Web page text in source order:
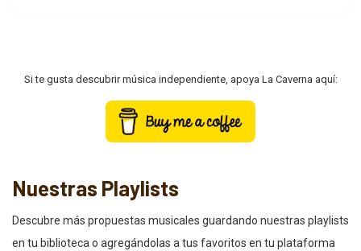
Si te gusta descubrir música independiente, apoya La Caverna aquí:
Nuestras Playlists
Descubre más propuestas musicales guardando nuestras playlists
en tu biblioteca o agregándolas a tus favoritos en tu plataforma